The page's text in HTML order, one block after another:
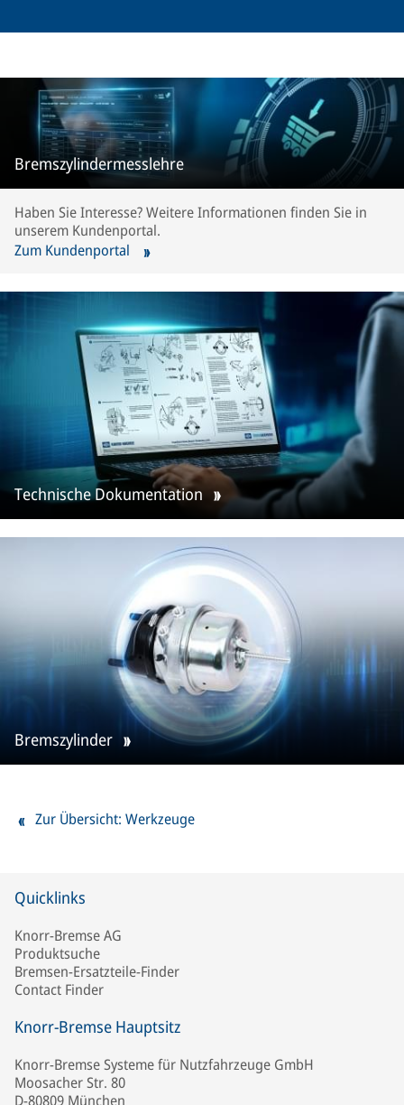
Bremszylindermesslehre
Haben Sie Interesse? Weitere Informationen finden Sie in
unserem Kundenportal.
Zum Kundenportal
Technische Dokumentation
Bremszylinder
Zur Übersicht: Werkzeuge
Quicklinks
Knorr-Bremse AG
Produktsuche
Bremsen-Ersatzteile-Finder
Contact Finder
Knorr-Bremse Hauptsitz
Knorr-Bremse Systeme für Nutzfahrzeuge GmbH
Moosacher Str. 80
D-80809 München